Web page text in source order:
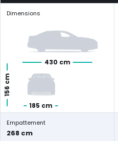
Dimensions
430 cm
185 cm
156 cm
Empattement
268 cm